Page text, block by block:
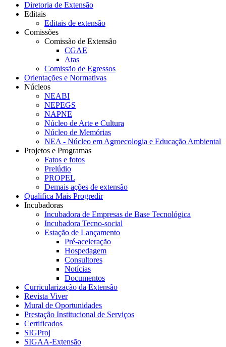
Diretoria de Extensão
Editais
Editais de extensão
Comissões
Comissão de Extensão
CGAE
Atas
Comissão de Egressos
Orientações e Normativas
Núcleos
NEABI
NEPEGS
NAPNE
Núcleo de Arte e Cultura
Núcleo de Memórias
NEA - Núcleo em Agroecologia e Educação Ambiental
Projetos e Programas
Fatos e fotos
Prelúdio
PROPEL
Demais ações de extensão
Qualifica Mais Progredir
Incubadoras
Incubadora de Empresas de Base Tecnológica
Incubadora Tecno-social
Estação de Lançamento
Pré-aceleração
Hospedagem
Consultores
Notícias
Documentos
Curricularização da Extensão
Revista Viver
Mural de Oportunidades
Prestação Institucional de Serviços
Certificados
SIGProj
SIGAA-Extensão